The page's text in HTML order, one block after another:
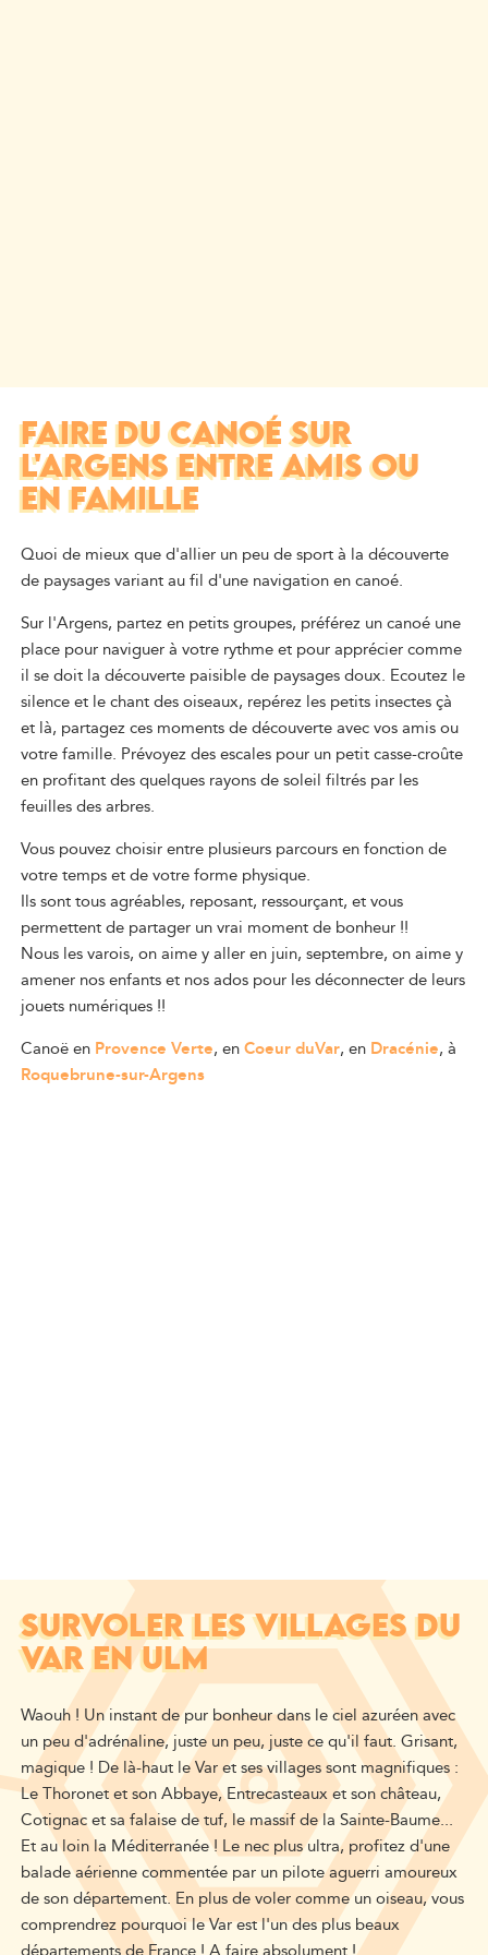
FAIRE DU CANOÉ SUR
L'ARGENS ENTRE AMIS OU
EN FAMILLE
Quoi de mieux que d'allier un peu de sport à la découverte
de paysages variant au fil d'une navigation en canoé.
Sur l'Argens, partez en petits groupes, préférez un canoé une
place pour naviguer à votre rythme et pour apprécier comme
il se doit la découverte paisible de paysages doux. Ecoutez le
silence et le chant des oiseaux, repérez les petits insectes çà
et là, partagez ces moments de découverte avec vos amis ou
votre famille. Prévoyez des escales pour un petit casse-croûte
en profitant des quelques rayons de soleil filtrés par les
feuilles des arbres.
Vous pouvez choisir entre plusieurs parcours en fonction de
votre temps et de votre forme physique.
Ils sont tous agréables, reposant, ressourçant, et vous
permettent de partager un vrai moment de bonheur !!
Nous les varois, on aime y aller en juin, septembre, on aime y
amener nos enfants et nos ados pour les déconnecter de leurs
jouets numériques !!
Canoë en Provence Verte, enCoeur duVar, en Dracénie, à
Roquebrune-sur-Argens
SURVOLER LES VILLAGES DU
VAR EN ULM
Waouh ! Un instant de pur bonheur dans le ciel azuréen avec
un peu d'adrénaline, juste un peu, juste ce qu'il faut. Grisant,
magique ! De là-haut le Var et ses villages sont magnifiques :
Le Thoronet et son Abbaye, Entrecasteaux et son château,
Cotignac et sa falaise de tuf, le massif de la Sainte-Baume...
Et au loin la Méditerranée ! Le nec plus ultra, profitez d'une
balade aérienne commentée par un pilote aguerri amoureux
de son département. En plus de voler comme un oiseau, vous
comprendrez pourquoi le Var est l'un des plus beaux